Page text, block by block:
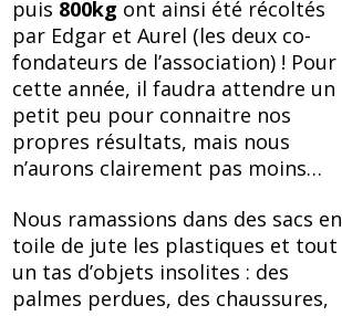
puis 800kg ont ainsi été récoltés
par Edgar et Aurel (les deux co-
fondateurs de l’association) ! Pour
cette année, il faudra attendre un
petit peu pour connaitre nos
propres résultats, mais nous
n’aurons clairement pas moins…
Nous ramassions dans des sacs en
toile de jute les plastiques et tout
un tas d’objets insolites : des
palmes perdues, des chaussures,